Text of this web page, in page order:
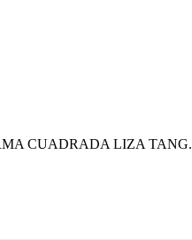
CUADRADA LIZA TANG.